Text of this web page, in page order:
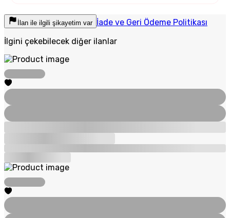
İlan ile ilgili şikayetim var İade ve Geri Ödeme Politikası
İlgini çekebilecek diğer ilanlar